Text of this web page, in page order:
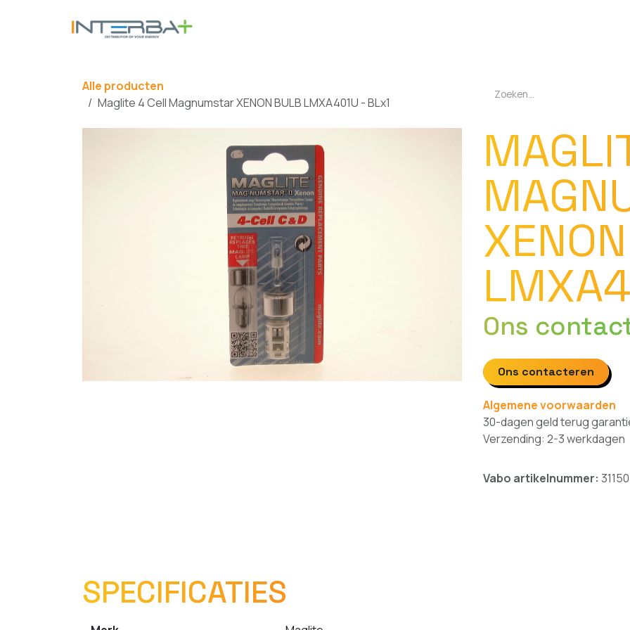
Alle producten
Maglite 4 Cell Magnumstar XENON BULB LMXA401U - BLx1
Ons
Ons contacteren
Algemene voorwaarden
30-dagen geld terug
Verzending: 2-3 werkdagen
Vabo artikelnummer: 31150
SPECIFICATIES